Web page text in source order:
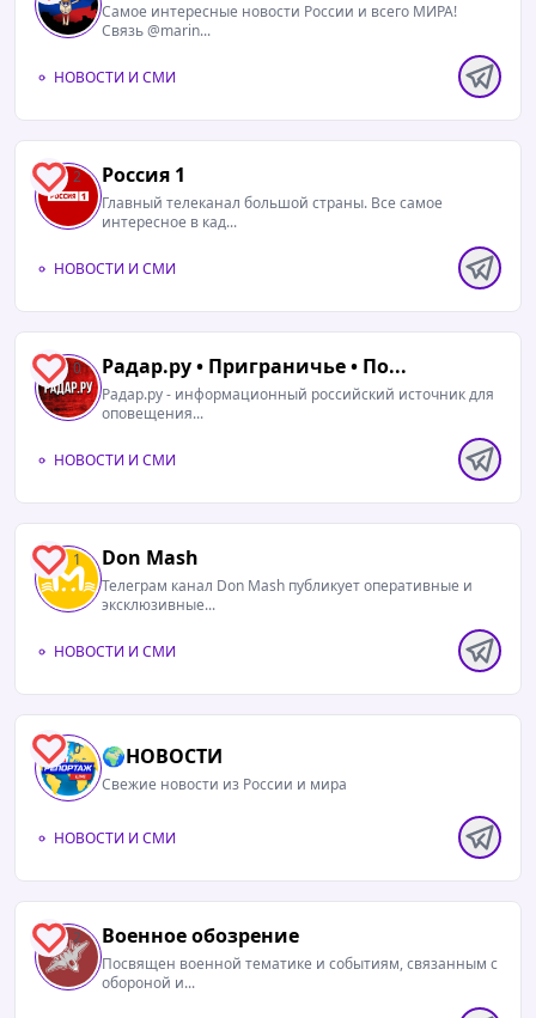
Cамое интересные новости России и всего МИРА!
Связь @marin...
НОВОСТИ И СМИ
2 Россия 1
Главный телеканал большой страны. Все самое
интересное в кад...
НОВОСТИ И СМИ
0 Радар.ру • Приграничье • По...
Радар.ру - информационный российский источник для
оповещения...
НОВОСТИ И СМИ
1 Don Mash
Телеграм канал Don Mash публикует оперативные и
эксклюзивные...
НОВОСТИ И СМИ
0 🌍НОВОСТИ
Свежие новости из России и мира
НОВОСТИ И СМИ
2 Военное обозрение
Посвящен военной тематике и событиям, связанным с
обороной и...